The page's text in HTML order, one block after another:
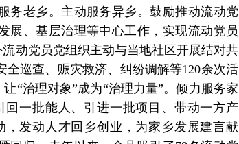
务老乡。主动服务异乡。鼓励推动流动党
展、基层治理等中心工作，实现流动党员
动党员党组织主动与当地社区开展结对共
巡查、赈灾救济、纠纷调解等120余次活
“治理对象”成为“治理力量”。倾力服务家
回一批能人、引进一批项目、带动一方产
，发动人才回乡创业，为家乡发展建言献